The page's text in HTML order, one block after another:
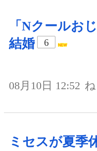
「Nクールお
結婚
6
08月10日 12:52
ミセスが夏季